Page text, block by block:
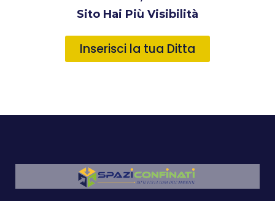
Sito Hai Più Visibilità
Inserisci la tua Ditta